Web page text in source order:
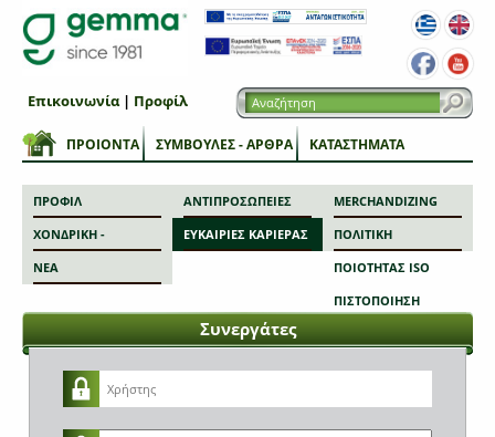
ΠΡΟΙΟΝΤΑ ΣΥΜΒΟΥΛΕΣ - ΑΡΘΡΑ ΚΑΤΑΣΤΗΜΑΤΑ
Επικοινωνία| Προφίλ
ΠΡΟΦΙΛ ΑΝΤΙΠΡΟΣΩΠΕΙΕΣ
MERCHANDIZING
ΧΟΝΔΡΙΚΗ -
ΕΠΙΧΕΙΡΗΣΕΙΣ
ΕΥΚΑΙΡΙΕΣ ΚΑΡΙΕΡΑΣ
ΠΟΛΙΤΙΚΗ
ΠΟΙΟΤΗΤΑΣ ISO
ΠΙΣΤΟΠΟΙΗΣΗ
ΝΕΑ
Συνεργάτες